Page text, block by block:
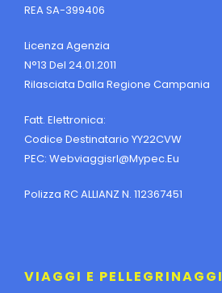
REA SA-399406
Licenza Agenzia
N°13 Del 24.01.2011
Rilasciata Dalla Regione Campania
Fatt. Elettronica:
Codice Destinatario YY22CVW
PEC: Webviaggisrl@mypec.eu
Polizza RC ALLIANZ N. 112367451
VIAGGI E PELLEGRINAGGI